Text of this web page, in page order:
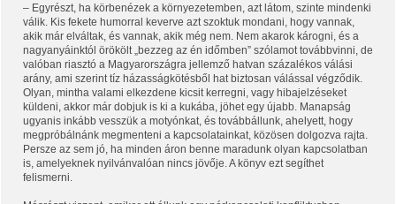
– Egyrészt, ha körbenézek a környezetemben, azt látom, szinte mindenki
válik. Kis fekete humorral keverve azt szoktuk mondani, hogy vannak,
akik már elváltak, és vannak, akik még nem. Nem akarok károgni, és a
nagyanyáinktól örökölt „bezzeg az én időmben” szólamot továbbvinni, de
valóban riasztó a Magyarországra jellemző hatvan százalékos válási
arány, ami szerint tíz házasságkötésből hat biztosan válással végződik.
Olyan, mintha valami elkezdene kicsit kerregni, vagy hibajelzéseket
küldeni, akkor már dobjuk is ki a kukába, jöhet egy újabb. Manapság
ugyanis inkább vesszük a motyónkat, és továbbállunk, ahelyett, hogy
megpróbálnánk megmenteni a kapcsolatainkat, közösen dolgozva rajta.
Persze az sem jó, ha minden áron benne maradunk olyan kapcsolatban
is, amelyeknek nyilvánvalóan nincs jövője. A könyv ezt segíthet
felismerni.